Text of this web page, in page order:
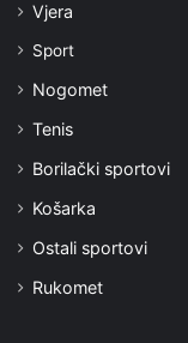
Vjera
Sport
Nogomet
Tenis
Borilački sportovi
Košarka
Ostali sportovi
Rukomet